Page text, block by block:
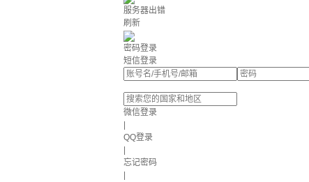
服务器出错
刷新
密码登录
短信登录
微信登录
QQ登录
忘记密码